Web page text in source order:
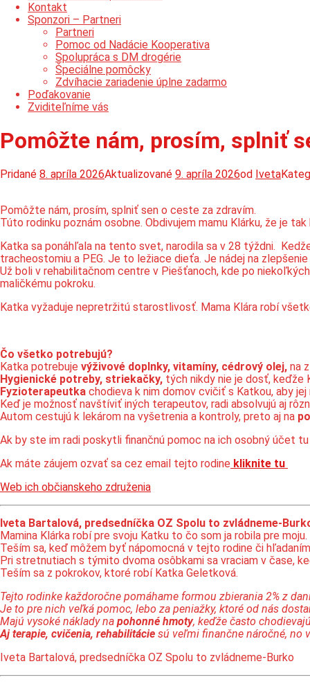
Kontakt
Sponzori – Partneri
Partneri
Pomoc od Nadácie Kooperativa
Spolupráca s DM drogérie
Špeciálne pomôcky
Zdvíhacie zariadenie úplne zadarmo
Poďakovanie
Zviditeľníme vás
Pomôžte nám, prosím, splniť
Pridané 8. apríla 2026Aktualizované 9. apríla 2026od Iveta
Pomôžte nám, prosím, splniť sen o ceste za zdravím.
Túto rodinku poznám osobne. Obdivujem mamu Klárku, že je
Katka sa ponáhľala na tento svet, narodila sa v 28 týždni.
tracheostomiu a PEG. Je to ležiace dieťa. Je nádej na
Už boli v rehabilitačnom centre v Piešťanoch, kde po
maličkému pokroku.
Katka vyžaduje nepretržitú starostlivosť. Mama Klára robí
Čo všetko potrebujú?
Katka potrebuje výživové doplnky, vitamíny, cédrový olej, na
Hygienické potreby, striekačky, tých nikdy nie je dosť, keďže
Fyzioterapeutka chodieva k nim domov cvičiť s Katkou, aby
Keď je možnosť navštíviť iných terapeutov, radi absolvujú aj
Autom cestujú k lekárom na vyšetrenia a kontroly, preto aj na
Ak by ste im radi poskytli finančnú pomoc na ich osobný účet
Ak máte záujem ozvať sa cez email tejto rodine kliknite tu
Web ich občianskeho združenia
Iveta Bartalová, predsedníčka OZ Spolu to zvládneme-
Mamina Klárka robí pre svoju Katku to čo som ja robila pre
Teším sa, keď môžem byť nápomocná v tejto rodine či
Pri stretnutiach s týmito dvoma osôbkami sa vraciam v čase,
Teším sa z pokrokov, ktoré robí Katka Geletková.
Tejto rodinke každoročne pomáhame formou zbierania 2% z
Je to pre nich veľká pomoc, lebo za peniažky, ktoré od nás
Majú vysoké náklady na pohonné hmoty, keďže často
Aj terapie, cvičenia, rehabilitácie sú veľmi finančne náročné, no
Iveta Bartalová, predsedníčka OZ Spolu to zvládneme-Burko